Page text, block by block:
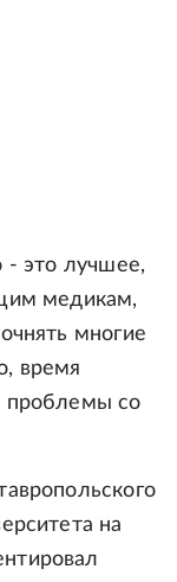
- это лучшее,
медикам,
многие
время
проблемы со
на